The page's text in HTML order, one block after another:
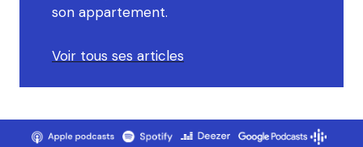
son appartement.
Voir tous ses articles